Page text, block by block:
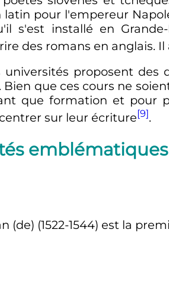
latin pour l'empereur
s'est installé en
des romans en anglais.
universités proposent
Bien que ces cours ne
que formation et pour
sur leur écriture[9].
(de) (1522-1544) est la